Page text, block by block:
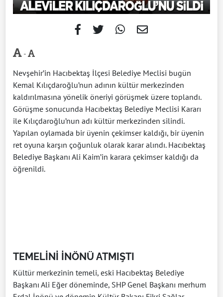
-
Nevşehir’in Hacıbektaş İlçesi Belediye Meclisi bugün
Kemal Kılıçdaroğlu’nun adının kültür merkezinden
kaldırılmasına yönelik öneriyi görüşmek üzere toplandı.
Görüşme sonucunda Hacıbektaş Belediye Meclisi Kararı
ile Kılıçdaroğlu’nun adı kültür merkezinden silindi.
Yapılan oylamada bir üyenin çekimser kaldığı, bir üyenin
ret oyuna karşın çoğunluk olarak karar alındı. Hacıbektaş
Belediye Başkanı Ali Kaim’in karara çekimser kaldığı da
öğrenildi.
TEMELİNİ İNÖNÜ ATMIŞTI
Kültür merkezinin temeli, eski Hacıbektaş Belediye
Başkanı Ali Eğer döneminde, SHP Genel Başkanı merhum